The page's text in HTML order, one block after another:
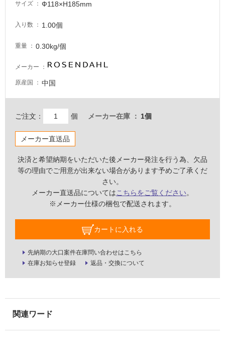
サイズ Ф118×H185mm
入り数 1.00個
重量 0.30kg/個
メーカー
原産国 中国
ご注文： 個 メーカー在庫 1個
メーカー直送品
決済と希望納期をいただいた後メーカー発注を行う為、欠品
等の理由でご用意が出来ない場合があります予めご了承くだ
さい。
メーカー直送品についてはこちらをご覧ください。
※メーカー仕様の梱包で配送されます。
カートに入れる
先納期の大口案件在庫問い合わせはこちら
在庫お知らせ登録
返品・交換について
し
い
し
い
る
が
注
意
が
要
し
て
屋
外
壁・